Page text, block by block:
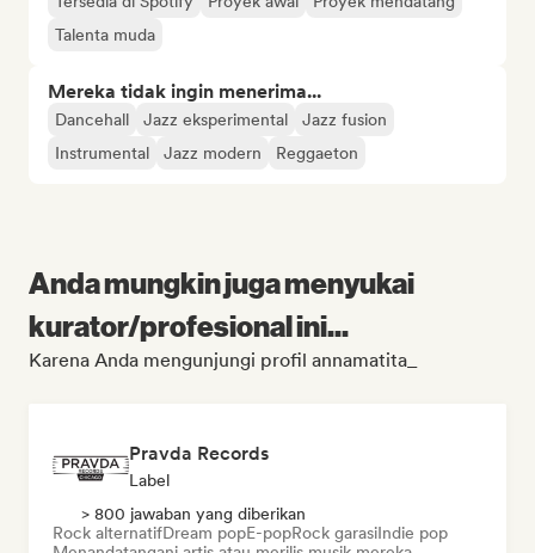
Talenta muda
Mereka tidak ingin menerima...
Dancehall Jazz eksperimental
Jazz fusion
Instrumental
Jazz modern Reggaeton
Anda mungkin juga menyukai
kurator/profesional ini...
Karena Anda mengunjungi profil annamatita_
Pravda Records
Label
> 800 jawaban yang diberikan
Rock alternatifDream popE-popRock garasiIndie pop